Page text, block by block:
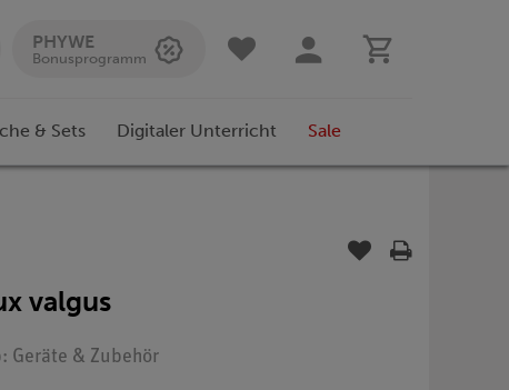
PHYWE
Bonusprogramm
& Sets Digitaler Unterricht Sale
valgus
Geräte & Zubehör